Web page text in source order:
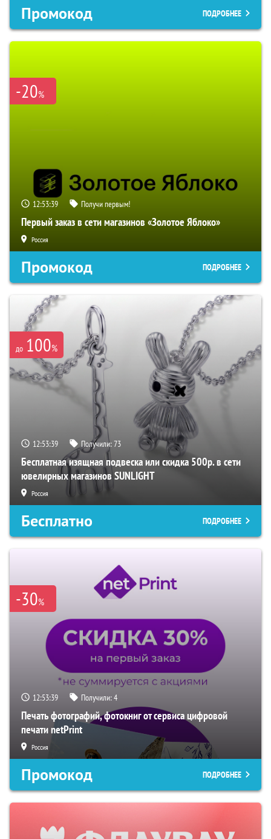
Промокод ПОДРОБНЕЕ
-20%
12:53:38 Получи первым!
Первый заказ в сети магазинов «Золотое Яблоко»
Россия
Промокод ПОДРОБНЕЕ
до 100%
12:53:38 Получили:73
Бесплатная изящная подвеска или скидка 500р. в сети
ювелирных магазинов SUNLIGHT
Россия
Бесплатно ПОДРОБНЕЕ
-30%
12:53:38 Получили:4
Печать фотографий, фотокниг от сервиса цифровой
печати netPrint
Россия
Промокод ПОДРОБНЕЕ